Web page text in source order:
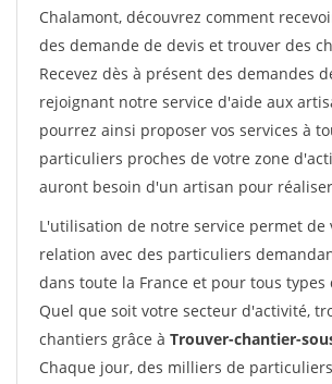
Chalamont, découvrez comment
des demande de devis et trouver des
Recevez dès à présent des demandes
rejoignant notre service d'aide aux
pourrez ainsi proposer vos services à
particuliers proches de votre zone
auront besoin d'un artisan pour
L'utilisation de notre service permet de
relation avec des particuliers
dans toute la France et pour tous types
Quel que soit votre secteur d'activité,
chantiers grâce à Trouver-chantier-
Chaque jour, des milliers de